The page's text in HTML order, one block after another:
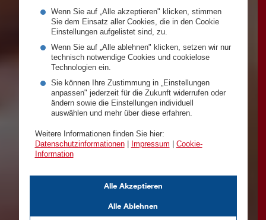
Wenn Sie auf „Alle akzeptieren" klicken, stimmen
Sie dem Einsatz aller Cookies, die in den Cookie
Einstellungen aufgelistet sind, zu.
Wenn Sie auf „Alle ablehnen" klicken, setzen wir nur
technisch notwendige Cookies und cookielose
Technologien ein.
Sie können Ihre Zustimmung in „Einstellungen
anpassen" jederzeit für die Zukunft widerrufen oder
ändern sowie die Einstellungen individuell
auswählen und mehr über diese erfahren.
Weitere Informationen finden Sie hier:
Datenschutzinformationen| Impressum
Cookie-
Information
Alle Ablehnen
Alle Akzeptieren